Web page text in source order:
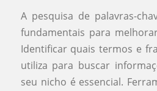
A pesquisa de palavras-
fundamentais para
Identificar quais termos e
utiliza para buscar
seu nicho é essencial.